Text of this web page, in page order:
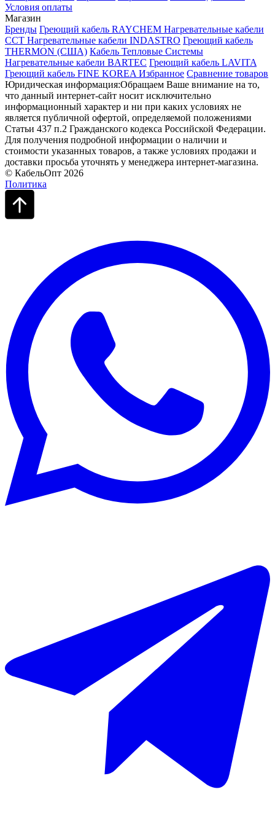
Условия оплаты
Магазин
Бренды Греющий кабель RAYCHEM Нагревательные кабели
ССТ Нагревательные кабели INDASTRO Греющий кабель
THERMON (США) Кабель Тепловые Системы
Нагревательные кабели BARTEC Греющий кабель LAVITA
Греющий кабель FINE KOREA Избранное Сравнение товаров
Юридическая информация:Обращаем Ваше внимание на то,
что данный интернет-сайт носит исключительно
информационный характер и ни при каких условиях не
является публичной офертой, определяемой положениями
Статьи 437 п.2 Гражданского кодекса Российской Федерации.
Для получения подробной информации о наличии и
стоимости указанных товаров, а также условиях продажи и
доставки просьба уточнять у менеджера интернет-магазина.
© КабельОпт 2026
Политика